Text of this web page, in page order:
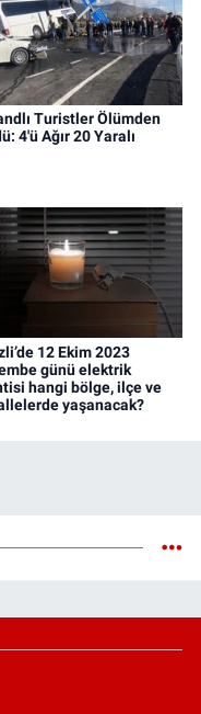
Turistler Ölümden
4'ü Ağır 20 Yaralı
12 Ekim 2023
günü elektrik
hangi bölge, ilçe ve
yaşanacak?